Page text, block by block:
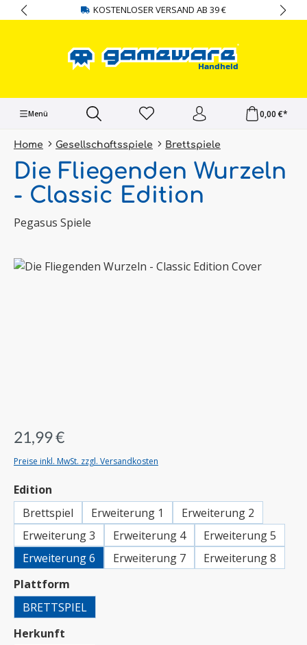
springen KOSTENLOSER VERSAND AB 39 €
Menü 0,00 €*
Home Gesellschaftsspiele Brettspiele
Die Fliegenden Wurzeln
- Classic Edition
Pegasus Spiele
Bildergalerie überspringen
21,99 €
Preise inkl. MwSt. zzgl. Versandkosten
Edition
Brettspiel
Erweiterung 1
Erweiterung 2
Erweiterung 3
Erweiterung 4
Erweiterung 5
Erweiterung 6
Erweiterung 7
Erweiterung 8
Plattform
BRETTSPIEL
Herkunft